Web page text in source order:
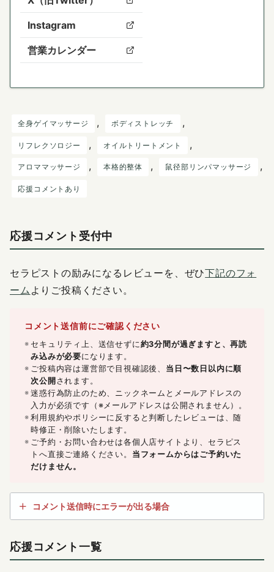
Instagram
営業カレンダー
全身ゲイマッサージ , ボディストレッチ ,
リフレクソロジー , オイルトリートメント ,
アロママッサージ , 本格的整体 , 鼠径部リンパマッサージ
応援コメントあり
応援コメント受付中
セラピストの励みになるレビューを、ぜひ下記のフォ
ーム よりご投稿ください。
コメント送信前にご確認ください
セキュリティ上、送信せずに約3分間が過ぎますと、再読
み込みが必要になります。
ご投稿内容は運営部で目視確認後、 当日〜数日以内に順
次公開 されます。
迷惑行為防止のため、ニックネームとメールアドレスの
入力が必須です（※メールアドレスは公開されません）。
利用規約やポリシーに反すると判断したレビューは、随
時修正・削除いたします。
ご予約・お問い合わせは各個人店サイトより、セラピス
トへ直接ご連絡ください。 当フォームからはご予約いた
だけません。
コメント送信時にエラーが出る場合
応援コメント一覧